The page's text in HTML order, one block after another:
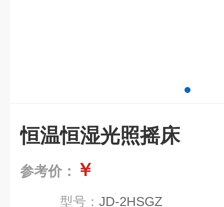
恒温恒湿光照摇床
参考价： ￥
型号： JD-2HSGZ